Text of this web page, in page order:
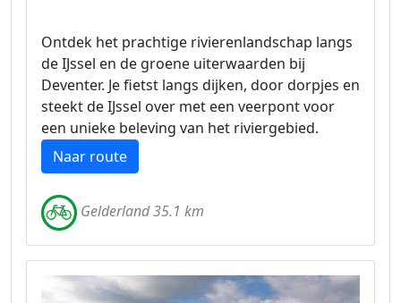
Ontdek het prachtige rivierenlandschap langs
de IJssel en de groene uiterwaarden bij
Deventer. Je fietst langs dijken, door dorpjes en
steekt de IJssel over met een veerpont voor
een unieke beleving van het riviergebied.
Naar route
Gelderland 35.1 km